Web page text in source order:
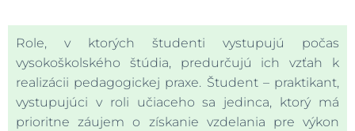
Role, v ktorých študenti vystupujú počas
vysokoškolského štúdia, predurčujú ich vzťah k
realizácii pedagogickej praxe. Študent – praktikant,
vystupujúci v roli učiaceho sa jedinca, ktorý má
prioritne záujem o získanie vzdelania pre výkon